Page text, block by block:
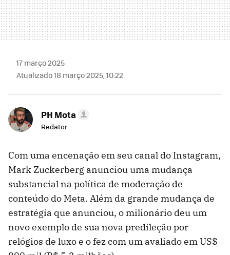
17 março 2025
Atualizado 18 março 2025, 10:22
PH Mota
Redator
Com uma encenação em seu canal do Instagram,
Mark Zuckerberg anunciou uma mudança
substancial na política de moderação de
conteúdo do Meta. Além da grande mudança de
estratégia que anunciou, o milionário deu um
novo exemplo de sua nova predileção por
relógios de luxo e o fez com um avaliado em US$